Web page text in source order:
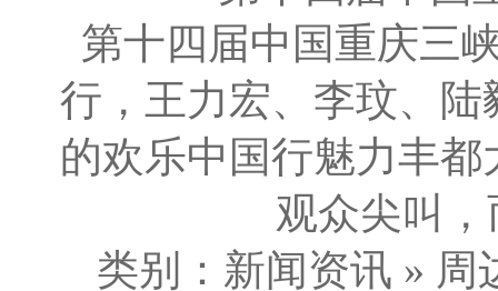
第十四届中国重庆三
行，王力宏、李玟、
的欢乐中国行魅力丰
观众尖叫
类别：新闻资讯 »